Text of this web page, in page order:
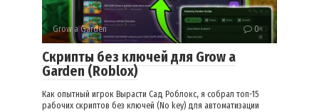
Grow a Garden 0
Скрипты без ключей для Grow a
Garden (Roblox)
Как опытный игрок Вырасти Сад Роблокс, я собрал топ-15
рабочих скриптов без ключей (No key) для автоматизации